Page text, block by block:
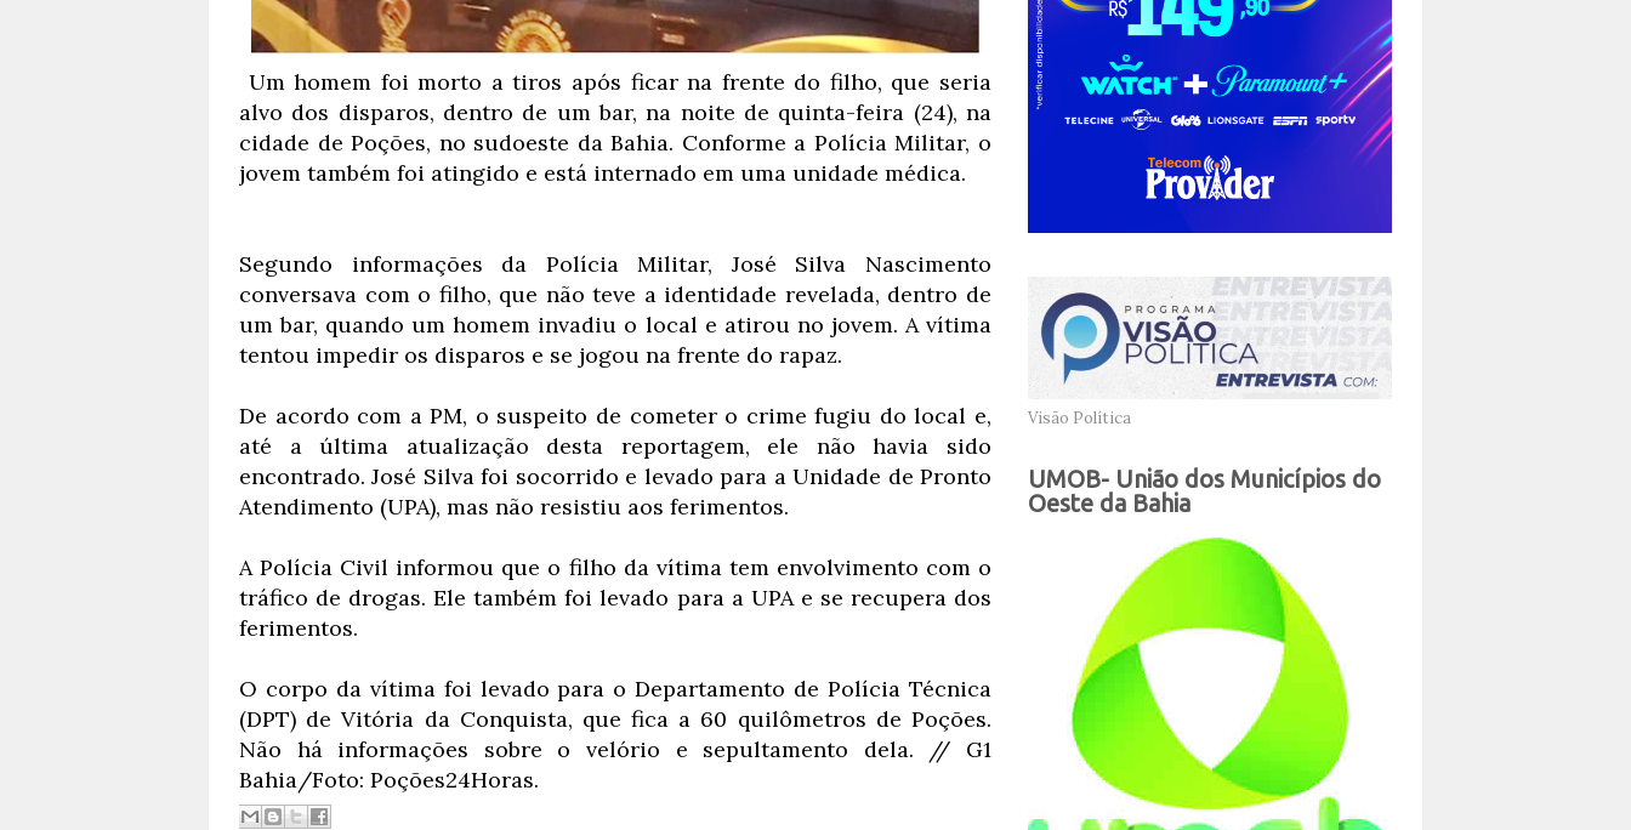
Um homem foi morto a tiros após ficar na frente do filho, que seria
alvo dos disparos, dentro de um bar, na noite de quinta-feira (24), na
cidade de Poções, no sudoeste da Bahia. Conforme a Polícia Militar, o
jovem também foi atingido e está internado em uma unidade médica.
Segundo informações da Polícia Militar, José Silva Nascimento
conversava com o filho, que não teve a identidade revelada, dentro de
um bar, quando um homem invadiu o local e atirou no jovem. A vítima
tentou impedir os disparos e se jogou na frente do rapaz.
De acordo com a PM, o suspeito de cometer o crime fugiu do local e,
até a última atualização desta reportagem, ele não havia sido
encontrado. José Silva foi socorrido e levado para a Unidade de Pronto
Atendimento (UPA), mas não resistiu aos ferimentos.
A Polícia Civil informou que o filho da vítima tem envolvimento com o
tráfico de drogas. Ele também foi levado para a UPA e se recupera dos
ferimentos.
O corpo da vítima foi levado para o Departamento de Polícia Técnica
(DPT) de Vitória da Conquista, que fica a 60 quilômetros de Poções.
Não há informações sobre o velório e sepultamento dela. // G1
Bahia/Foto: Poções24Horas.
Visão Política
UMOB- União dos Municípios do
Oeste da Bahia